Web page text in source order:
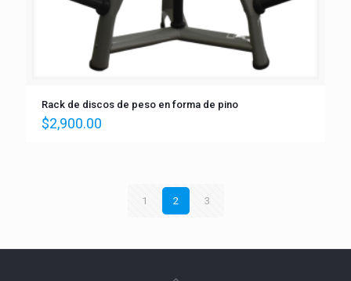
Rack de discos de peso en forma de pino
$2,900.00
1 2 3